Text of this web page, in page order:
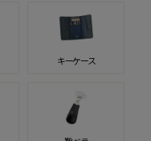
キーケース